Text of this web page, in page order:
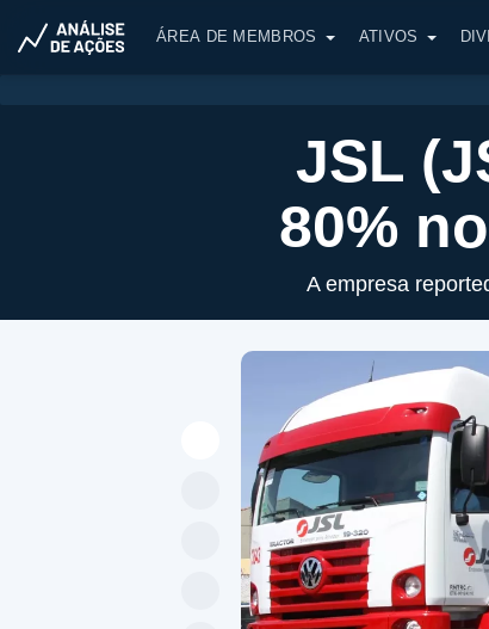
ÁREA DE MEMBROS ATIVOS
JSL
80%
A empresa